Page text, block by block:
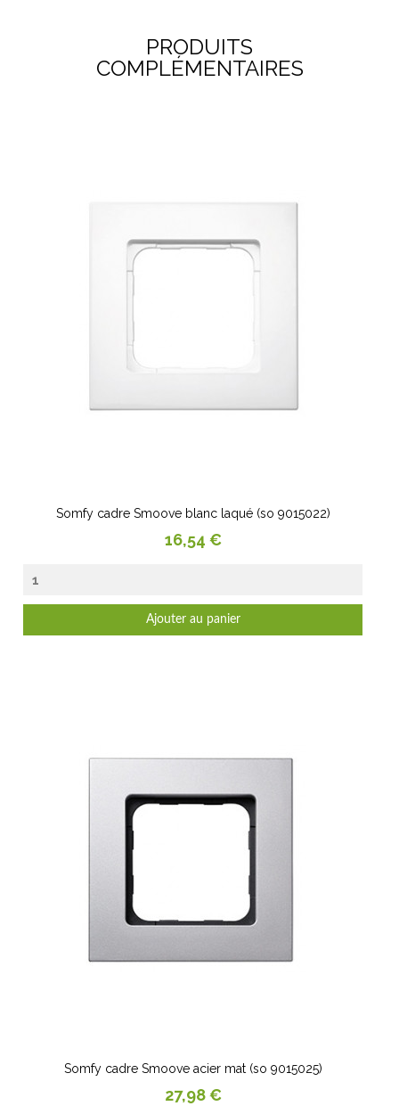
PRODUITS
COMPLÉMENTAIRES
Somfy cadre Smoove blanc laqué (so 9015022)
Prix
16,54 €
Ajouter au panier
Somfy cadre Smoove acier mat (so 9015025)
Prix
27,98 €